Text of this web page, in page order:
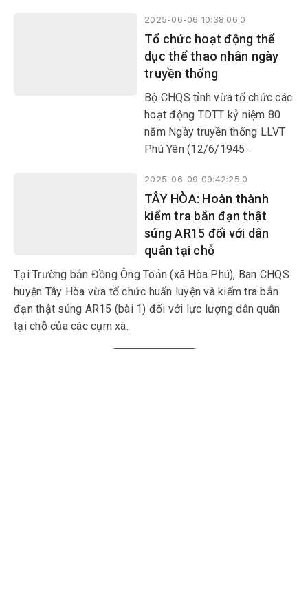
xung kích, góp phần xứng
đáng vào sự nghiệp đấu tranh,
xây dựng và bảo vệ Tổ quốc
trên quê hương thân yêu, góp
phần tô thắm truyền thống lịch
sử vẻ vang của quân đội ta:
Trung với nước, hiếu với dân,
sẵn sàng chiến đấu hy sinh vì
nhiệm vụ nào cũng hoàn thành,
khó khăn nào cũng vượt qua,
kẻ thù nào cũng đánh thắng.
2025-06-06 10:38:06.0
Tổ chức hoạt động thể
dục thể thao nhân ngày
truyền thống
Bộ CHQS tỉnh vừa tổ chức các
hoạt động TDTT kỷ niệm 80
năm Ngày truyền thống LLVT
Phú Yên (12/6/1945-
niệm 80 năm Ngày truyền
thống LLVT Quân khu 5
(16/10/1945-16/10/2025).
2025-06-09 09:42:25.0
TÂY HÒA: Hoàn thành
kiểm tra bắn đạn thật
súng AR15 đối với dân
quân tại chỗ
Tại Trường bắn Đồng Ông Toản (xã Hòa Phú), Ban CHQS
huyện Tây Hòa vừa tổ chức huấn luyện và kiểm tra bắn
đạn thật súng AR15 (bài 1) đối với lực lượng dân quân
tại chỗ của các cụm xã.